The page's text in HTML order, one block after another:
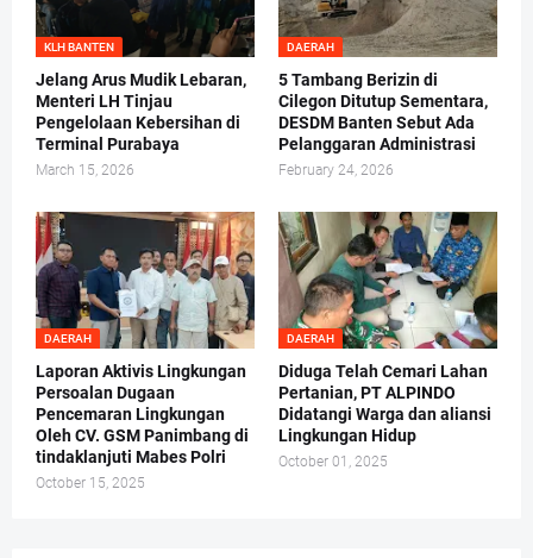
KLH BANTEN
Jelang Arus Mudik Lebaran,
Menteri LH Tinjau
Pengelolaan Kebersihan di
Terminal Purabaya
March 15, 2026
DAERAH
5 Tambang Berizin di
Cilegon Ditutup Sementara,
DESDM Banten Sebut Ada
Pelanggaran Administrasi
February 24, 2026
DAERAH
Laporan Aktivis Lingkungan
Persoalan Dugaan
Pencemaran Lingkungan
Oleh CV. GSM Panimbang di
tindaklanjuti Mabes Polri
October 15, 2025
DAERAH
Diduga Telah Cemari Lahan
Pertanian, PT ALPINDO
Didatangi Warga dan aliansi
Lingkungan Hidup
October 01, 2025